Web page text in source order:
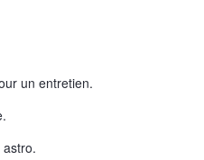
un entretien.